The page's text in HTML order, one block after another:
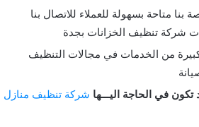
بنا متاحة بسهولة للعملاء للاتصال بنا
شركة تنظيف الخزانات بجدة
من الخدمات في مجالات التنظيف
تكون في الحاجة اليـــها شركة تنظيف منازل